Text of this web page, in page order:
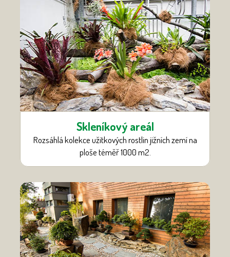
Skleníkový areál
Rozsáhlá kolekce užitkových rostlin jižních zemí na
ploše téměř 1000 m2